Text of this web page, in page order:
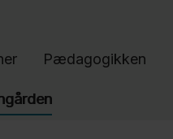
Pædagogikken